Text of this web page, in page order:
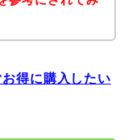
得に購入したい